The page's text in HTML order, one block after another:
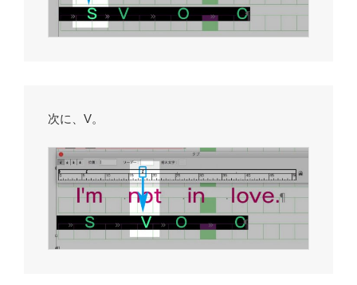
次に、V。